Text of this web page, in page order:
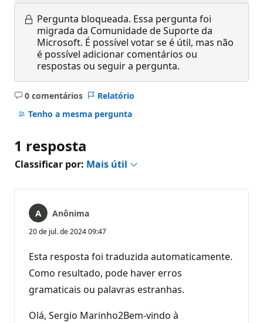
Pergunta bloqueada. Essa pergunta foi
migrada da Comunidade de Suporte da
Microsoft. É possível votar se é útil, mas não
é possível adicionar comentários ou
respostas ou seguir a pergunta.
0 comentários
Sem
comentários
Relatório
Tenho a mesma pergunta
1 resposta
Classificar por: Mais útil
Anônima
20 de jul. de 2024 09:47
Esta resposta foi traduzida automaticamente.
Como resultado, pode haver erros
gramaticais ou palavras estranhas.
Olá, Sergio Marinho2Bem-vindo à